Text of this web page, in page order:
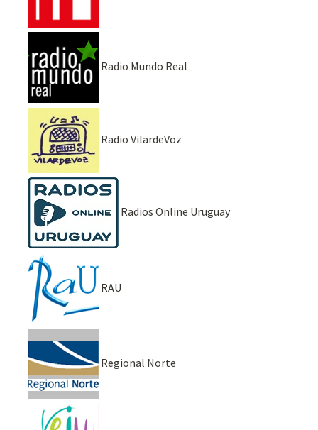
Radio Mundo Real
Radio VilardeVoz
Radios Online Uruguay
RAU
Regional Norte